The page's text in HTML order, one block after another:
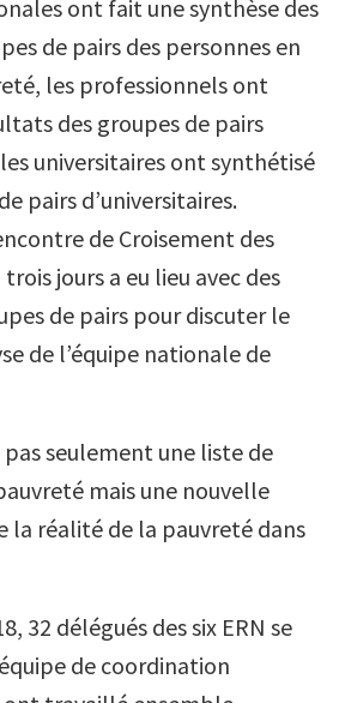
ont fait une synthèse des
de pairs des personnes en
les professionnels ont
des groupes de pairs
universitaires ont synthétisé
pairs d’universitaires.
de Croisement des
jours a eu lieu avec des
de pairs pour discuter le
de l’équipe nationale de
seulement une liste de
mais une nouvelle
la réalité de la pauvreté dans
32 délégués des six ERN se
de coordination